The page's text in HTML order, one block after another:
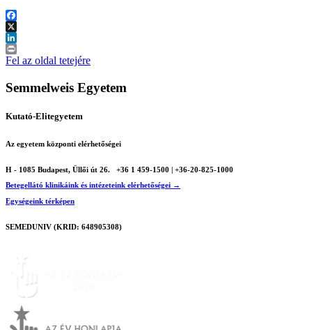
Facebook
X
LinkedIn
Print
Fel az oldal tetejére
Semmelweis Egyetem
Kutató-Elitegyetem
Az egyetem központi elérhetőségei
H - 1085 Budapest, Üllői út 26.
+36 1 459-1500 | +36-20-825-1000
Betegellátó klinikáink és intézeteink elérhetőségei →
Egységeink térképen
SEMEDUNIV (KRID: 648905308)